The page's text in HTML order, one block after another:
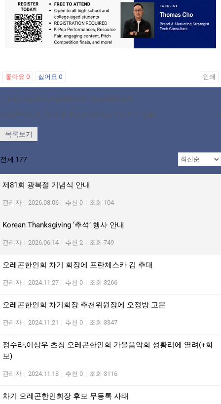
좋아요 0 싫어요 0 인쇄
«
KSO, YOUTH LEADERSHIP CONFERENCE
오레곤한인회, 역대 첫 유소년 리더십 컨퍼런스 성황
»
목록보기
전체 177
제81회 광복절 기념식 안내
관리자 | 2026.08.06 | 추천 0 | 조회 104
Korean Thanksgiving ‘추석’ 행사 안내
관리자 | 2026.06.14 | 추천 2 | 조회 749
오레곤한인회 차기 회장에 프란체스카 김 추대
관리자 | 2024.11.27 | 추천 0 | 조회 3266
오레곤한인회 차기회장 추천위원장에 오정방 고문
관리자 | 2024.11.21 | 추천 0 | 조회 3347
정수라,이상우 초청 오레곤한인회 가을음악회 성황리에 열려(+화
보)
관리자 | 2024.11.18 | 추천 0 | 조회 3116
차기 오레곤한인회장 후보 무등록 사태